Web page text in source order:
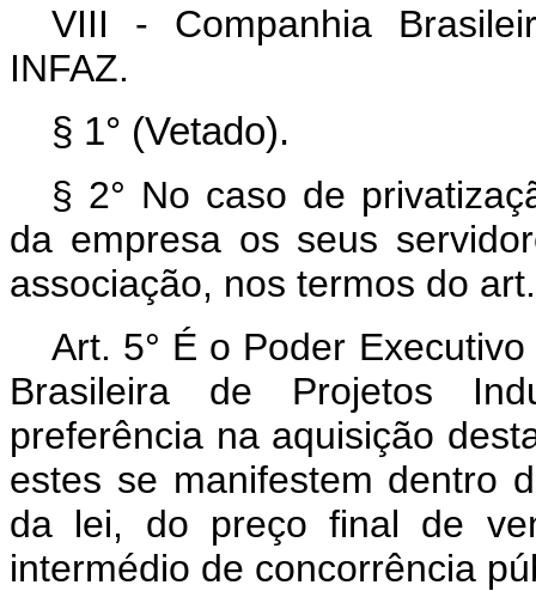
VIII - Companhia
INFAZ.
§ 1° (Vetado).
§ 2° No caso de
da empresa os seus
associação, nos termos do
Art. 5° É o Poder
Brasileira de Projetos
preferência na aquisição
estes se manifestem dentro
da lei, do preço final de
intermédio de concorrência